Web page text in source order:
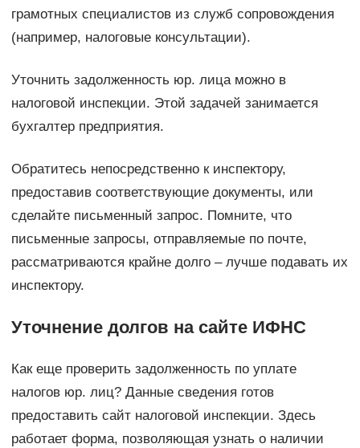
грамотных специалистов из служб сопровождения
(например, налоговые консультации).
Уточнить задолженность юр. лица можно в
налоговой инспекции. Этой задачей занимается
бухгалтер предприятия.
Обратитесь непосредственно к инспектору,
предоставив соответствующие документы, или
сделайте письменный запрос. Помните, что
письменные запросы, отправляемые по почте,
рассматриваются крайне долго – лучше подавать их
инспектору.
Уточнение долгов на сайте ИФНС
Как еще проверить задолженность по уплате
налогов юр. лиц? Данные сведения готов
предоставить сайт налоговой инспекции. Здесь
работает форма, позволяющая узнать о наличии